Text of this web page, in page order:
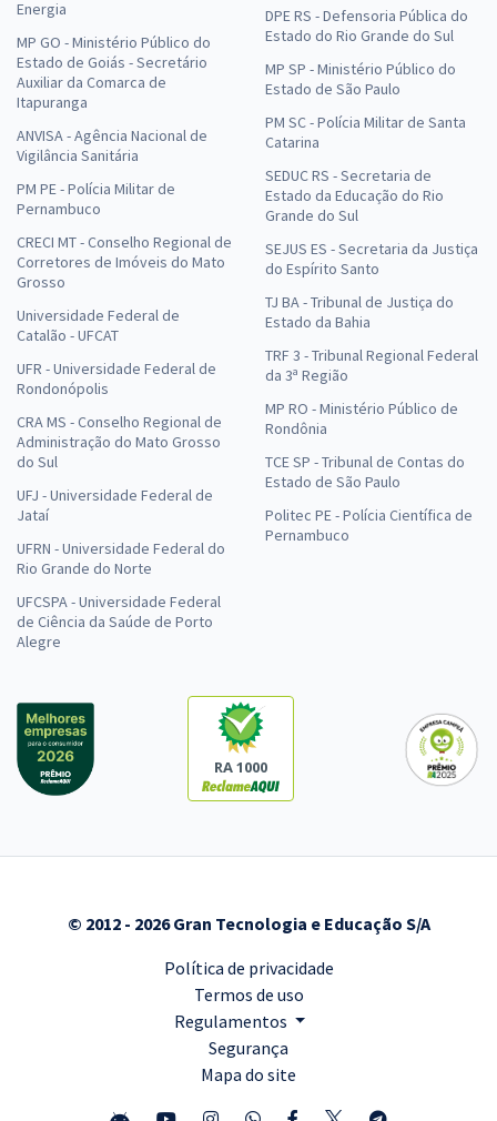
Energia
MP GO - Ministério Público do
Estado de Goiás - Secretário
Auxiliar da Comarca de
Itapuranga
ANVISA - Agência Nacional de
Vigilância Sanitária
PM PE - Polícia Militar de
Pernambuco
CRECI MT - Conselho Regional de
Corretores de Imóveis do Mato
Grosso
Universidade Federal de
Catalão - UFCAT
UFR - Universidade Federal de
Rondonópolis
CRA MS - Conselho Regional de
Administração do Mato Grosso
do Sul
UFJ - Universidade Federal de
Jataí
UFRN - Universidade Federal do
Rio Grande do Norte
UFCSPA - Universidade Federal
de Ciência da Saúde de Porto
Alegre
DPE RS - Defensoria Pública do
Estado do Rio Grande do Sul
MP SP - Ministério Público do
Estado de São Paulo
PM SC - Polícia Militar de Santa
Catarina
SEDUC RS - Secretaria de
Estado da Educação do Rio
Grande do Sul
SEJUS ES - Secretaria da Justiça
do Espírito Santo
TJ BA - Tribunal de Justiça do
Estado da Bahia
TRF 3 - Tribunal Regional Federal
da 3ª Região
MP RO - Ministério Público de
Rondônia
TCE SP - Tribunal de Contas do
Estado de São Paulo
Politec PE - Polícia Científica de
Pernambuco
RA 1000
© 2012 - 2026 Gran Tecnologia e Educação S/A
Política de privacidade
Termos de uso
Regulamentos
Segurança
Mapa do site